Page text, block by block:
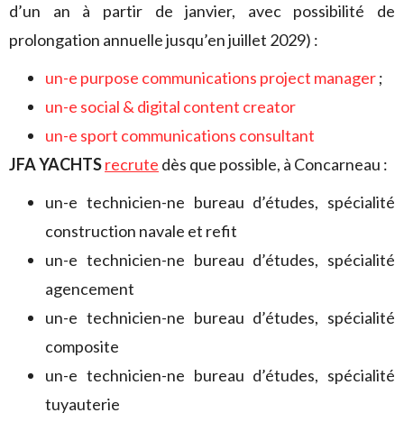
d’un an à partir de janvier, avec possibilité de
prolongation annuelle jusqu’en juillet 2029) :
un-e purpose communications project manager;
un-e social & digital content creator
un-e sport communications consultant
JFA YACHTSrecrute dès que possible, à Concarneau :
un-e technicien-ne bureau d’études, spécialité
construction navale et refit
un-e technicien-ne bureau d’études, spécialité
agencement
un-e technicien-ne bureau d’études, spécialité
composite
un-e technicien-ne bureau d’études, spécialité
tuyauterie